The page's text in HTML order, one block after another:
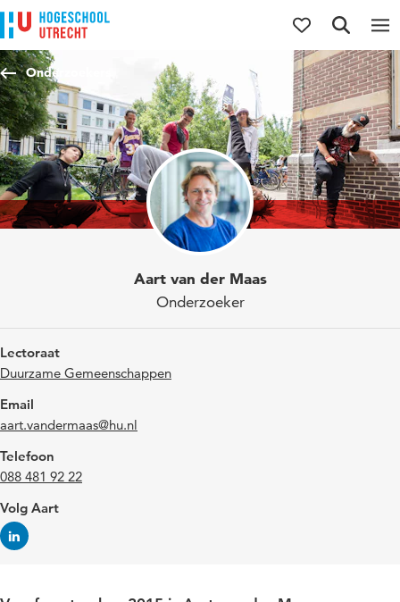
Direct naar de inhoud
Direct naar de hoofdnavigatie
Direct naar de zoekfunctie
Onderzoekers
Aart van der Maas
Onderzoeker
Lectoraat
Duurzame Gemeenschappen
Email
aart.vandermaas@hu.nl
Telefoon
088 481 92 22
Volg Aart